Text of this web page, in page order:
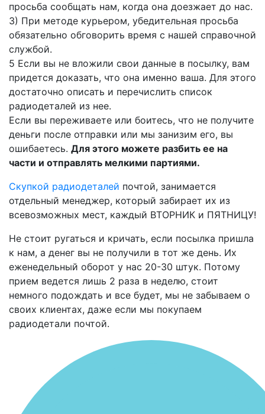
просьба сообщать нам, когда она доезжает до нас.
3) При методе курьером, убедительная просьба
обязательно обговорить время с нашей справочной
службой.
5 Если вы не вложили свои данные в посылку, вам
придется доказать, что она именно ваша. Для этого
достаточно описать и перечислить список
радиодеталей из нее.
Если вы переживаете или боитесь, что не получите
деньги после отправки или мы занизим его, вы
ошибаетесь. Для этого можете разбить ее на
части и отправлять мелкими партиями.
Скупкой радиодеталей почтой, занимается
отдельный менеджер, который забирает их из
всевозможных мест, каждый ВТОРНИК и ПЯТНИЦУ!
Не стоит ругаться и кричать, если посылка пришла
к нам, а денег вы не получили в тот же день. Их
еженедельный оборот у нас 20-30 штук. Потому
прием ведется лишь 2 раза в неделю, стоит
немного подождать и все будет, мы не забываем о
своих клиентах, даже если мы покупаем
радиодетали почтой.